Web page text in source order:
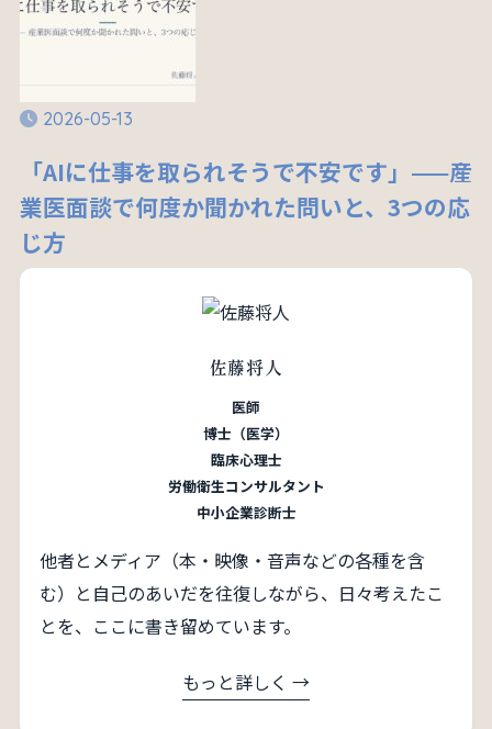
2026-05-13
「AIに仕事を取られそうで不安です」——産
業医面談で何度か聞かれた問いと、3つの応
じ方
佐藤将人
医師
博士（医学）
臨床心理士
労働衛生コンサルタント
中小企業診断士
他者とメディア（本・映像・音声などの各種を含
む）と自己のあいだを往復しながら、日々考えたこ
とを、ここに書き留めています。
もっと詳しく →